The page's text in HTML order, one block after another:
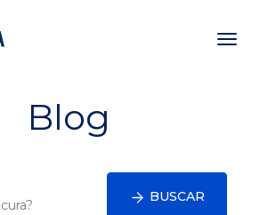
Toggle
Blog
BUSCAR